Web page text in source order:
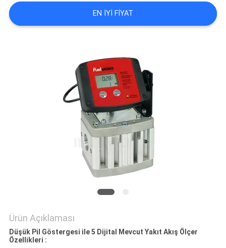
HABERLER
EN IYI FIYAT
Ürün Açıklaması
Düşük Pil Göstergesi ile 5 Dijital Mevcut Yakıt Akış Ölçer
Özellikleri :